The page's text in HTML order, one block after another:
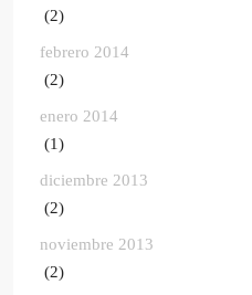
(2)
febrero 2014
(2)
enero 2014
(1)
diciembre 2013
(2)
noviembre 2013
(2)